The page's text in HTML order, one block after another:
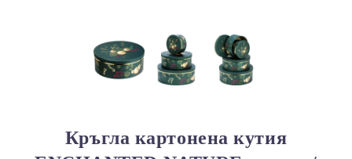
Кръгла картонена кутия